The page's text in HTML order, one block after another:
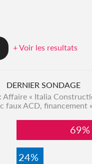
+ Voir les resultats
DERNIER SONDAGE
Affaire « Italia
faux ACD, financement
69%
24%